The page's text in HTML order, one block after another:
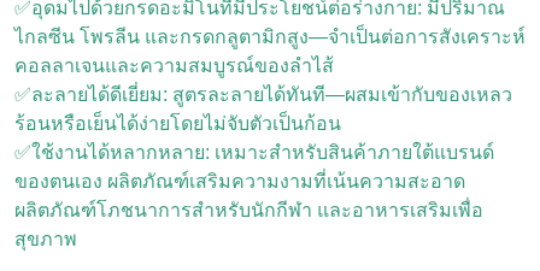
✅อุดมไปด้วยกรดอะมิโนที่มีประโยชน์ต่อร่างกาย: มีปริมาณ
ไกลซีน โพรลีน และกรดกลูตามิกสูง—จำเป็นต่อการสังเคราะห์
คอลลาเจนและความสมบูรณ์ของลำไส้
✅ละลายได้ดีเยี่ยม: สูตรละลายได้ทันที—ผสมเข้ากับของเหลว
ร้อนหรือเย็นได้ง่ายโดยไม่จับตัวเป็นก้อน
✅ใช้งานได้หลากหลาย: เหมาะสำหรับสินค้าภายใต้แบรนด์
ของตนเอง ผลิตภัณฑ์เสริมความงามที่เน้นความสะอาด
ผลิตภัณฑ์โภชนาการสำหรับนักกีฬา และอาหารเสริมเพื่อ
สุขภาพ